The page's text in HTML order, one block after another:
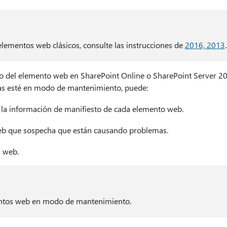
web clásicos, consulte las instrucciones de 2016, 2013.
del elemento web en SharePoint Online o SharePoint Server
esté en modo de mantenimiento, puede:
información de manifiesto de cada elemento web.
que sospecha que están causando problemas.
web en modo de mantenimiento.